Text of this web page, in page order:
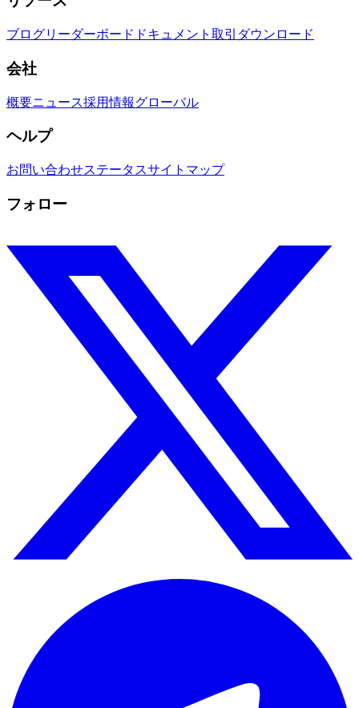
ブログリーダーボード ドキュメント 取引 ダウンロード
会社
概要ニュース採用情報グローバル
ヘルプ
お問い合わせステータスサイトマップ
フォロー